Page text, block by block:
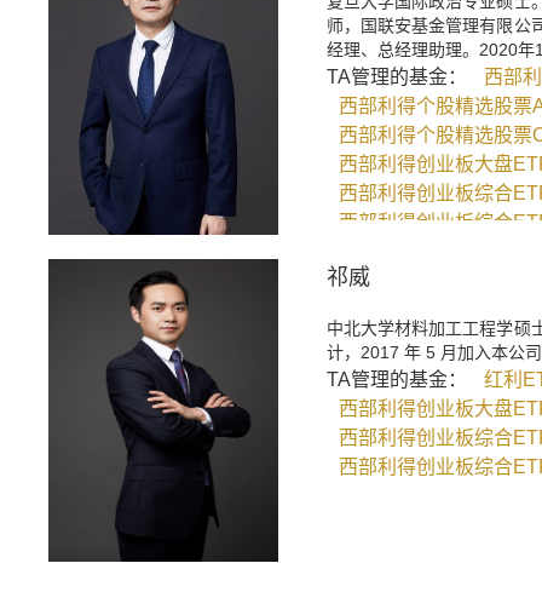
师，国联安基金管理有限公
经理、总经理助理。2020
TA管理的基金：
西部
西部利得个股精选股票
西部利得个股精选股票
西部利得创业板大盘
西部利得创业板综合
西部利得创业板综合
祁威
中北大学材料加工工程学硕
计，2017 年 5 月加入本公
TA管理的基金：
红利
西部利得创业板大盘
西部利得创业板综合
西部利得创业板综合